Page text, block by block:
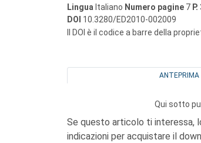
Lingua Italiano Numero pagine 7 P.
DOI 10.3280/ED2010-002009
Il DOI è il codice a barre della
ANTEPRIMA
Qui sotto
Se questo articolo ti interessa,
indicazioni per acquistare il